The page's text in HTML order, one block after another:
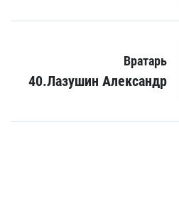
Вратарь
40.Лазушин Александр